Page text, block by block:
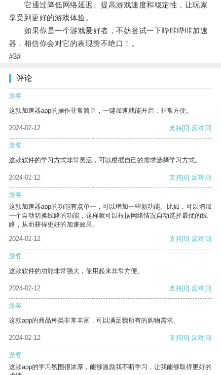
它通过降低网络延迟、提高游戏速度和稳定性，让玩家
享受到更好的游戏体验。
如果你是一个游戏爱好者，不妨尝试一下哔咔哔咔加速
器，相信你会对它的表现赞不绝口！。
#3#
评论
游客
这款加速器app的操作非常简单，一键加速就能开启，非常方便。
2024-02-12 支持[0] 反对[0]
游客
这款软件的学习方式非常灵活，可以根据自己的需求选择学习方式。
2024-02-12 支持[0] 反对[0]
游客
这款加速器app的功能有点单一，可以增加一些新功能。比如，可以增加
一个自动切换线路的功能，这样就可以根据网络情况自动选择最优的线
路，从而获得更好的加速效果。
2024-02-12
支持[0] 反对[0]
游客
这款软件的功能非常强大，使用起来非常方便。
2024-02-12 支持[0] 反对[0]
游客
这款app的商品种类非常丰富，可以满足我所有的购物需求。
2024-02-12 支持[0] 反对[0]
游客
这款app的学习氛围很浓厚，能够激励我不断学习，让我能够取得更好的